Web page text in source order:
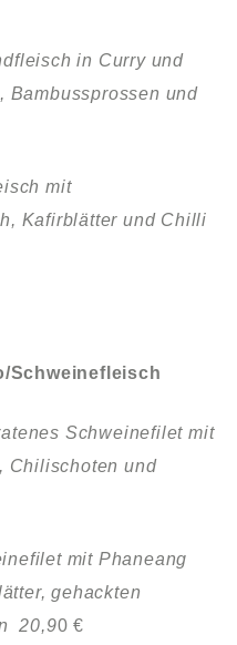
in Curry und
Bambussprossen und
mit
Kafirblätter und Chilli
Schweinefleisch
Schweinefilet mit
Chilischoten und
mit Phaneang
gehackten
20,90 €